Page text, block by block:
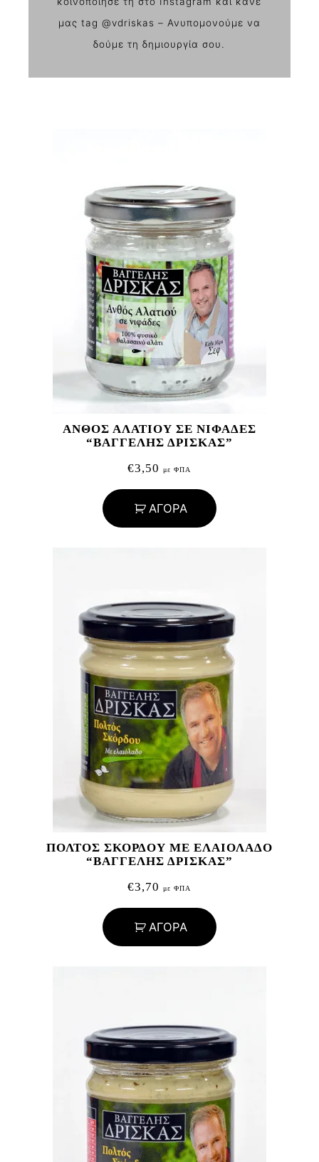
μας tag @vdriskas – Ανυπομονούμε να
δούμε τη δημιουργία σου.
ΑΝΘΟΣ ΑΛΑΤΙΟΥ ΣΕ ΝΙΦΑΔΕΣ
“ΒΑΓΓΕΛΗΣ ΔΡΙΣΚΑΣ”
€3,50 με ΦΠΑ
ΑΓΟΡΑ
ΠΟΛΤΟΣ ΣΚΟΡΔΟΥ ΜΕ ΕΛΑΙΟΛΑΔΟ
“ΒΑΓΓΕΛΗΣ ΔΡΙΣΚΑΣ”
€3,70 με ΦΠΑ
ΑΓΟΡΑ